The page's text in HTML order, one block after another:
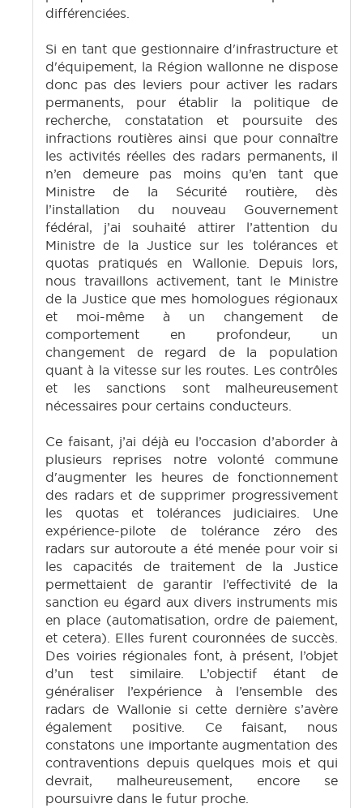
différenciées.
Si en tant que gestionnaire d'infrastructure et
d'équipement, la Région wallonne ne dispose
donc pas des leviers pour activer les radars
permanents, pour établir la politique de
recherche, constatation et poursuite des
infractions routières ainsi que pour connaître
les activités réelles des radars permanents, il
n’en demeure pas moins qu’en tant que
Ministre de la Sécurité routière, dès
l’installation du nouveau Gouvernement
fédéral, j’ai souhaité attirer l’attention du
Ministre de la Justice sur les tolérances et
quotas pratiqués en Wallonie. Depuis lors,
nous travaillons activement, tant le Ministre
de la Justice que mes homologues régionaux
et moi-même à un changement de
comportement en profondeur, un
changement de regard de la population
quant à la vitesse sur les routes. Les contrôles
et les sanctions sont malheureusement
nécessaires pour certains conducteurs.
Ce faisant, j’ai déjà eu l’occasion d’aborder à
plusieurs reprises notre volonté commune
d'augmenter les heures de fonctionnement
des radars et de supprimer progressivement
les quotas et tolérances judiciaires. Une
expérience-pilote de tolérance zéro des
radars sur autoroute a été menée pour voir si
les capacités de traitement de la Justice
permettaient de garantir l’effectivité de la
sanction eu égard aux divers instruments mis
en place (automatisation, ordre de paiement,
et cetera). Elles furent couronnées de succès.
Des voiries régionales font, à présent, l’objet
d’un test similaire. L’objectif étant de
généraliser l’expérience à l’ensemble des
radars de Wallonie si cette dernière s’avère
également positive. Ce faisant, nous
constatons une importante augmentation des
contraventions depuis quelques mois et qui
devrait, malheureusement, encore se
poursuivre dans le futur proche.